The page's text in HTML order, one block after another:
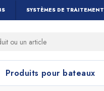
SYSTÈMES DE TRAITEMENT
Produits pour bateaux